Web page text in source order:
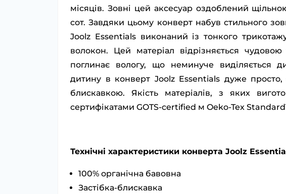
місяців. Зовні цей аксесуар оздоблений
сот. Завдяки цьому конверт набув стильного
Joolz Essentials виконаний із тонкого
волокон. Цей матеріал відрізняється
поглинає вологу, що неминуче виділяється
дитину в конверт Joolz Essentials дуже
блискавкою. Якість матеріалів, з яких
сертифікатами GOTS-certified м Oeko-Tex
Технічні характеристики конверта Joolz
100% органічна бавовна
Застібка-блискавка